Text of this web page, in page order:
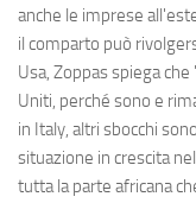
anche le imprese
il comparto può
Usa, Zoppas spiega
Uniti, perché sono e
in Italy, altri sbocchi
situazione in crescita
tutta la parte africana